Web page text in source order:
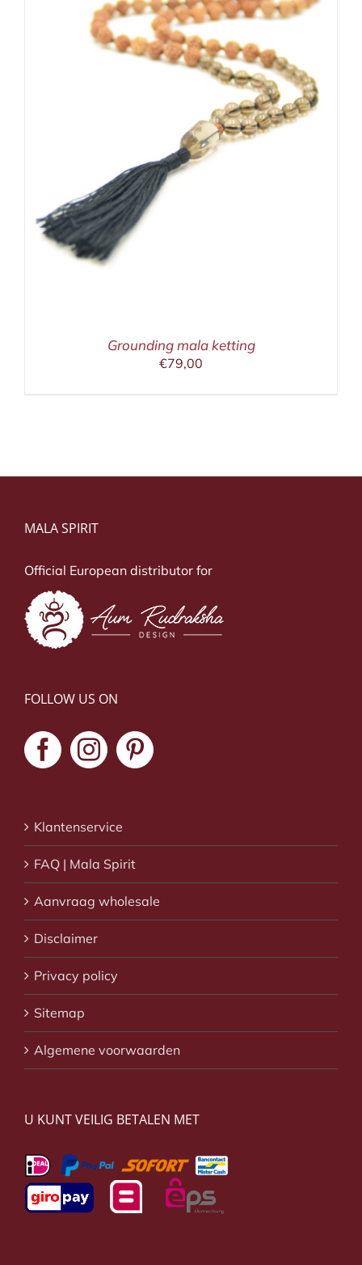
Grounding mala ketting
€79,00
MALA SPIRIT
Official European distributor for
FOLLOW US ON
Klantenservice
FAQ | Mala Spirit
Aanvraag wholesale
Disclaimer
Privacy policy
Sitemap
Algemene voorwaarden
U KUNT VEILIG BETALEN MET